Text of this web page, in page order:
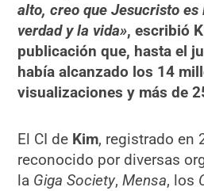
alto, creo que Jesucristo es
verdad y la vida», escribió
publicación que, hasta el
había alcanzado los 14
visualizaciones y más de
El CI de Kim, registrado en
reconocido por diversas
la Giga Society,Mensa, los